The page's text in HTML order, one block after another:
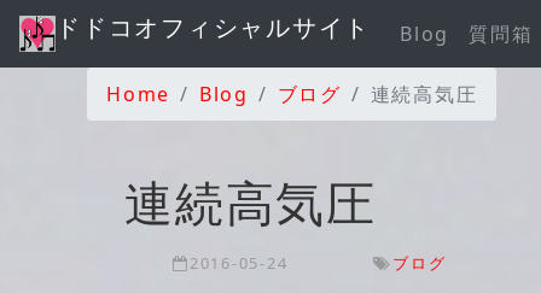
ドドコオフィシャルサイト Blog 質問箱
Home Blog ブログ 連続高気圧
連続高気圧
2016-05-24 ブログ